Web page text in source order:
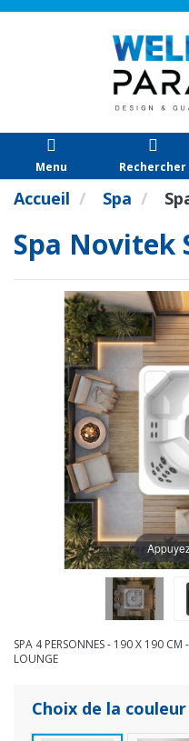
Menu Rechercher
Accueil Spa
Spa Novitek
SPA 4 PERSONNES - 190 X 190 CM
LOUNGE
Choix de la